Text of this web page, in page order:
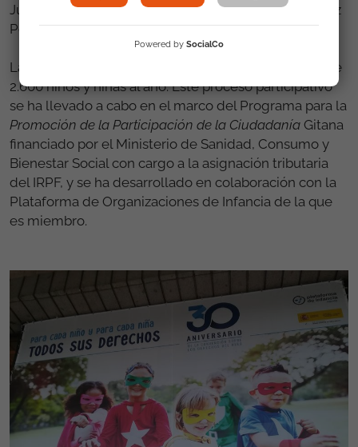
Justicia y el presidente de UNICEF, D. Gustavo Suárez
Pertierra.
La Fundación Secretariado Gitano trabaja con más de
2.600 niños y niñas al año. Este proceso participativo
se ha llevado a cabo en el marco del Programa para la
Promoción de la Participación de la Ciudadanía Gitana
financiado por el Ministerio de Sanidad, Consumo y
Bienestar Social con cargo a la asignación tributaria
del IRPF, y se ha desarrollado en colaboración con la
Plataforma de Organizaciones de Infancia de la que
es miembro.
Powered by SocialCo